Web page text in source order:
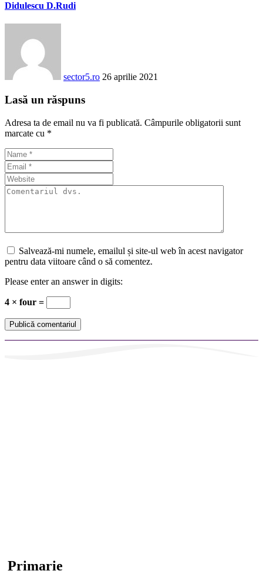
Didulescu D.Rudi
sector5.ro 26 aprilie 2021
Lasă un răspuns
Adresa ta de email nu va fi publicată. Câmpurile obligatorii sunt
marcate cu *
Salvează-mi numele, emailul și site-ul web în acest navigator
pentru data viitoare când o să comentez.
Please enter an answer in digits:
4 × four =
Primarie